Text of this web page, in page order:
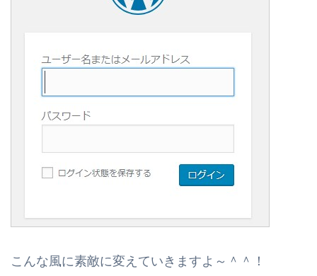
こんな風に素敵に変えていきますよ～＾＾！